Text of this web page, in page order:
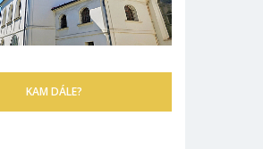
KAM DÁLE?